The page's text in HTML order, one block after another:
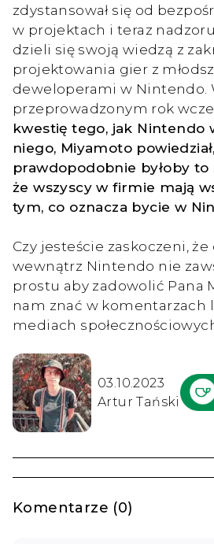
zdystansował się od
w projektach i teraz
dzieli się swoją wiedzą z
projektowania gier z
deweloperami w Nintendo.
przeprowadzonym rok
kwestię tego, jak Nintendo
niego, Miyamoto
prawdopodobnie byłoby to
że wszyscy w firmie mają
tym, co oznacza bycie w
Czy jesteście zaskoczeni,
wewnątrz Nintendo nie
prostu aby zadowolić Pana
nam znać w komentarzach
mediach
03.10.2023
Artur Tański
Komentarze (0)